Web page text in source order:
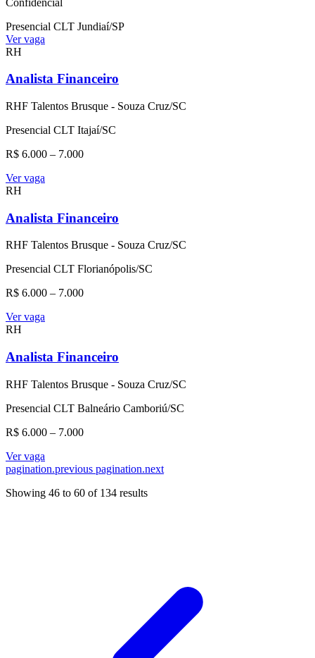
Presencial CLT Jundiaí/SP
Ver vaga
RH
Analista Financeiro
RHF Talentos Brusque - Souza Cruz/SC
Presencial CLT Itajaí/SC
R$ 6.000 – 7.000
Ver vaga
RH
Analista Financeiro
RHF Talentos Brusque - Souza Cruz/SC
Presencial CLT Florianópolis/SC
R$ 6.000 – 7.000
Ver vaga
RH
Analista Financeiro
RHF Talentos Brusque - Souza Cruz/SC
Presencial CLT Balneário Camboriú/SC
R$ 6.000 – 7.000
Ver vaga
pagination.previous pagination.next
Showing 46 to 60 of 134 results